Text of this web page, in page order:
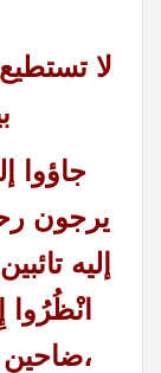
لا
جاؤوا
يرجون
إليه
انْظُرُوا